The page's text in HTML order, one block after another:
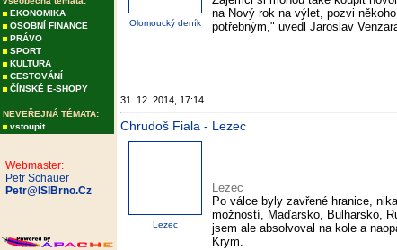
EKONOMIKA
OSOBNÍ FINANCE
PRÁVO
SPORT
KULTURA
CESTOVÁNÍ
ČÍNSKÉ E-SHOPY
NEVEŘEJNÁ TÉMATA:
vstoupit
Webmaster:
Petr Schauer
Petr@ISIBrno.Cz
Olomoucký deník
na Nový rok na výlet, pozvi
potřebným," uvedl Jaroslav
31. 12. 2014, 17:14
Chrudoš Fiala - Lezec
Lezec
Lezec
Po válce byly zavřené hranice,
možností, Maďarsko, Bulharsko,
jsem ale absolvoval na kole a
Krym.